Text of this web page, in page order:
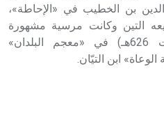
بن الخطيب في «الإحاطة»،
التين وكانت مرسية مشهورة
بكثرة التين، ودعاه ياقوت(ت 626هـ) في «معجم البلدان»